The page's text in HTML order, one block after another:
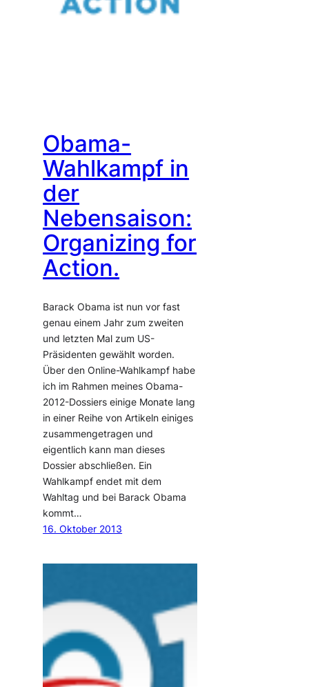
Obama-
Wahlkampf in
der
Nebensaison:
Organizing for
Action.
Barack Obama ist nun vor fast
genau einem Jahr zum zweiten
und letzten Mal zum US-
Präsidenten gewählt worden.
Über den Online-Wahlkampf habe
ich im Rahmen meines Obama-
2012-Dossiers einige Monate lang
in einer Reihe von Artikeln einiges
zusammengetragen und
eigentlich kann man dieses
Dossier abschließen. Ein
Wahlkampf endet mit dem
Wahltag und bei Barack Obama
kommt…
16. Oktober 2013